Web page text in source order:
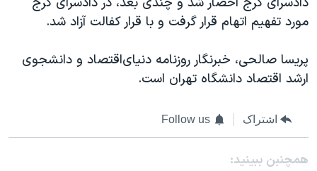
مورد تفهیم اتهام قرار گرفت و با قرار کفالت آزاد شد.
پریسا صالحی، خبرنگار روزنامه دنیای‌اقتصاد و دانشجوی
ارشد اقتصاد دانشگاه تهران است.
اشتراک Follow us
همچنبن ببینید: